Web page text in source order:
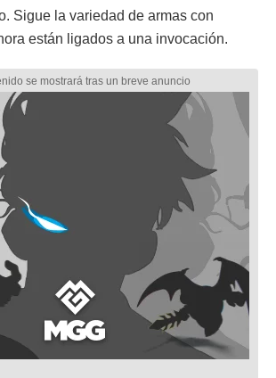
Sigue la variedad de armas con
están ligados a una invocación.